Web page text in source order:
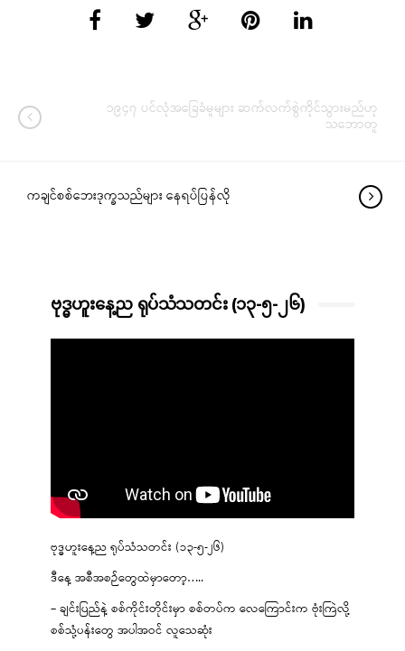
၁၉၄၇ ပင်လုံအခြေခံမူများ ဆက်လက်စွဲကိုင်သွားမည်ဟု
သဘောတူ
ကချင်စစ်ဘေးဒုက္ခသည်များ နေရပ်ပြန်လို
ဗုဒ္ဓဟူးနေ့ည ရုပ်သံသတင်း (၁၃-၅-၂၆)
ဗုဒ္ဓဟူးနေ့ည ရုပ်သံသတင်း (၁၃-၅-၂၆)
ဒီနေ့ အစီအစဉ်တွေထဲမှာတော့…..
– ချင်းပြည်နဲ့ စစ်ကိုင်းတိုင်းမှာ စစ်တပ်က လေကြောင်းက ဗုံးကြဲလို့
စစ်သုံ့ပန်းတွေ အပါအဝင် လူသေဆုံး